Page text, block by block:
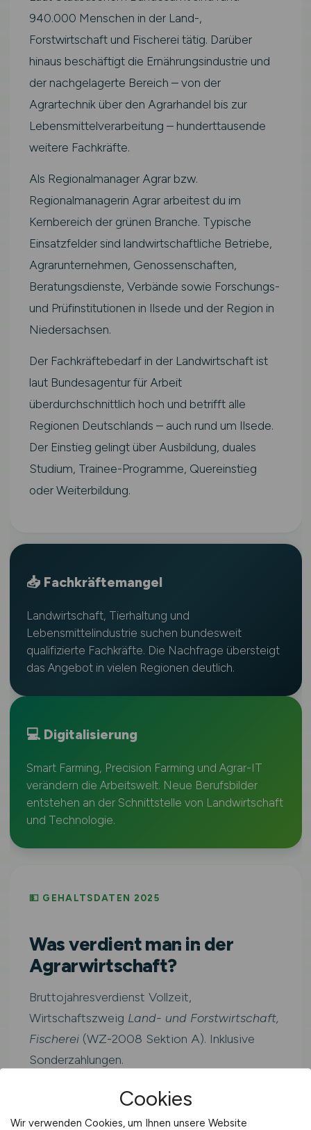
940.000 Menschen in der Land-,
Forstwirtschaft und Fischerei tätig. Darüber
hinaus beschäftigt die Ernährungsindustrie und
der nachgelagerte Bereich – von der
Agrartechnik über den Agrarhandel bis zur
Lebensmittelverarbeitung – hunderttausende
weitere Fachkräfte.
Als Regionalmanager Agrar bzw.
Regionalmanagerin Agrar arbeitest du im
Kernbereich der grünen Branche. Typische
Einsatzfelder sind landwirtschaftliche Betriebe,
Agrarunternehmen, Genossenschaften,
Beratungsdienste, Verbände sowie Forschungs-
und Prüfinstitutionen in Ilsede und der Region in
Niedersachsen.
Der Fachkräftebedarf in der Landwirtschaft ist
laut Bundesagentur für Arbeit
überdurchschnittlich hoch und betrifft alle
Regionen Deutschlands – auch rund um Ilsede.
Der Einstieg gelingt über Ausbildung, duales
Studium, Trainee-Programme, Quereinstieg
oder Weiterbildung.
📥 Fachkräftemangel
Landwirtschaft, Tierhaltung und
Lebensmittelindustrie suchen bundesweit
qualifizierte Fachkräfte. Die Nachfrage übersteigt
das Angebot in vielen Regionen deutlich.
💻 Digitalisierung
Smart Farming, Precision Farming und Agrar-IT
verändern die Arbeitswelt. Neue Berufsbilder
entstehen an der Schnittstelle von Landwirtschaft
und Technologie.
💵 GEHALTSDATEN 2025
Was verdient man in der
Agrarwirtschaft?
Bruttojahresverdienst Vollzeit,
Wirtschaftszweig Land- und Forstwirtschaft,
Fischerei(WZ-2008 Sektion A). Inklusive
Sonderzahlungen.
41.079
Cookies
Wir verwenden Cookies, um Ihnen unsere Website